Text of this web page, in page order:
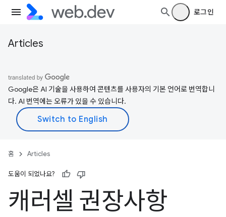
로그인
Articles
Google은 AI 기술을 사용하여 콘텐츠를 사용자의 기본 언어로 번역합니
다. AI 번역에는 오류가 있을 수 있습니다.
홈 Articles
도움이 되었나요?
캐러셀 권장사항